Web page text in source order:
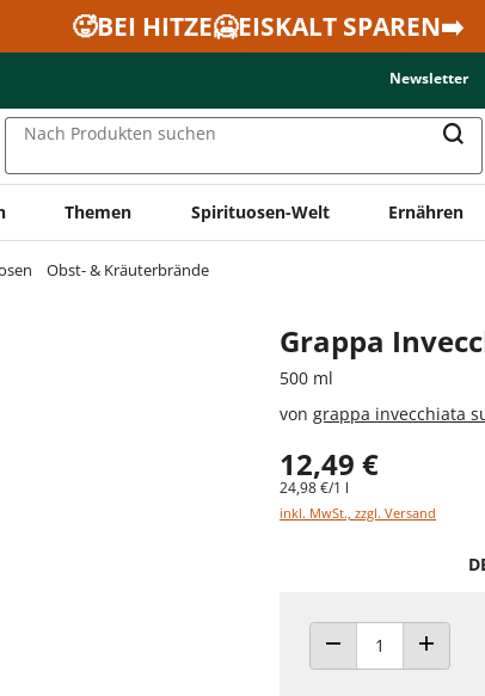
🥵BEI HITZE🥶EISKALT SPAREN➡️
Newsletter
Nach Produkten suchen
Themen Spirituosen-Welt Ernähren
Obst- & Kräuterbrände
Grappa
500 ml
von grappa invecchiata
12,49 €
24,98 €/1 l
inkl. MwSt., zzgl. Versand
ANZAHL VERRINGERN
ANZAHL